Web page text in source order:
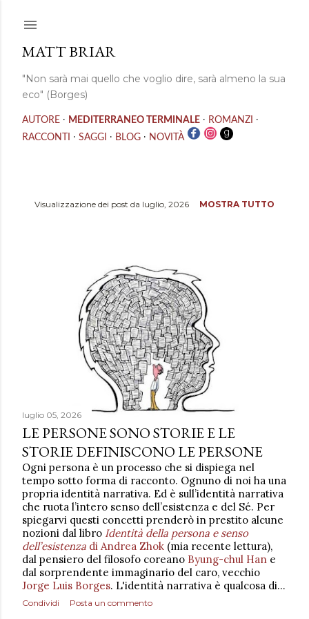
MATT BRIAR
"Non sarà mai quello che voglio dire, sarà almeno la sua
eco" (Borges)
AUTORE · MEDITERRANEO TERMINALE · ROMANZI ·
RACCONTI · SAGGI · BLOG · NOVITÀ
Visualizzazione dei post da luglio, 2026 MOSTRA TUTTO
luglio 05, 2026
LE PERSONE SONO STORIE E LE
STORIE DEFINISCONO LE PERSONE
Ogni persona è un processo che si dispiega nel
tempo sotto forma di racconto. Ognuno di noi ha una
propria identità narrativa. Ed è sull’identità narrativa
che ruota l’intero senso dell’esistenza e del Sé. Per
spiegarvi questi concetti prenderò in prestito alcune
nozioni dal libro Identità della persona e senso
dell’esistenza di Andrea Zhok (mia recente lettura),
dal pensiero del filosofo coreano Byung-chul Han e
dal sorprendente immaginario del caro, vecchio
Jorge Luis Borges. L'identità narrativa è qualcosa di…
Condividi Posta un commento